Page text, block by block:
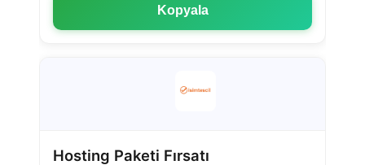
Kopyala
Hosting Paketi Fırsatı